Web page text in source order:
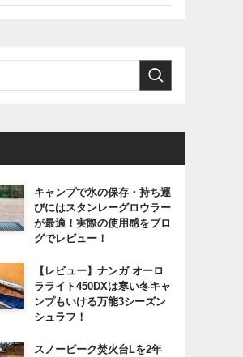
キャンプで氷の保存・持ち運
びにはスタンレーグロウラー
が最適！実際の使用感をブロ
グでレビュー！
【レビュー】ナンガ オーロ
ラライト450DXは寒い冬キャ
ンプもいける万能3シーズン
シュラフ！
スノーピーク焚火台Lを2年